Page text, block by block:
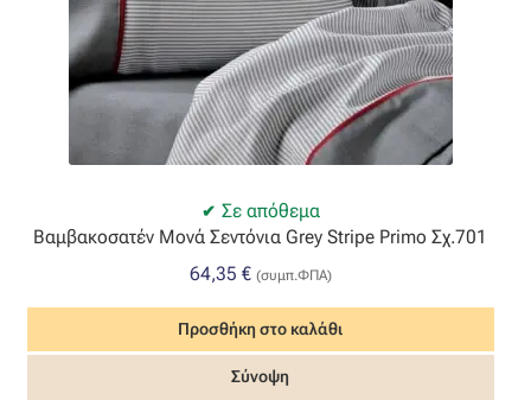
Σε απόθεμα
Βαμβακοσατέν Μονά Σεντόνια Grey Stripe Primo Σχ.701
64,35 € (συμπ.ΦΠΑ)
Προσθήκη στο καλάθι
Σύνοψη